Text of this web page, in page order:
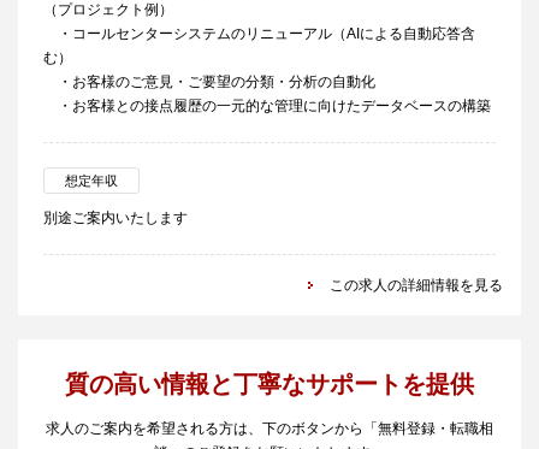
（プロジェクト例）
・コールセンターシステムのリニューアル（AIによる自動応答含
む）
・お客様のご意見・ご要望の分類・分析の自動化
・お客様との接点履歴の一元的な管理に向けたデータベースの構築
想定年収
別途ご案内いたします
この求人の詳細情報を見る
質の高い情報と丁寧なサポートを提供
求人のご案内を希望される方は、下のボタンから「無料登録・転職相